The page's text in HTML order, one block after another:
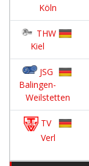
Köln
THW
Kiel
JSG
Balingen-
Weilstetten
TV
Verl